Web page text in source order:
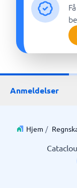
Anmeldelser
Hjem /